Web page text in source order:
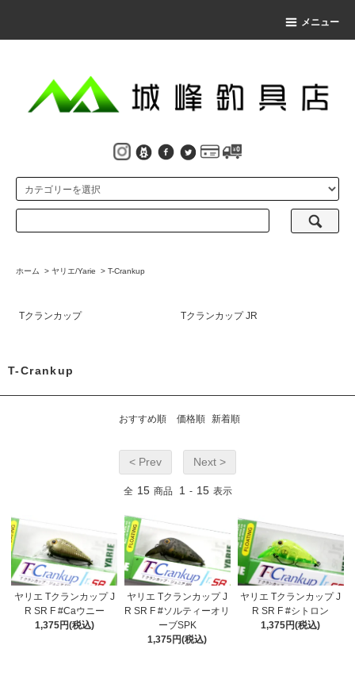
メニュー
ホーム > ヤリエ/Yarie > T-Crankup
Tクランカップ Tクランカップ JR
T-Crankup
おすすめ順 価格順 新着順
< Prev Next >
全 15 商品 1 - 15 表示
ヤリエ Tクランカップ J
R SR F #Caウニー
1,375円(税込)
ヤリエ Tクランカップ J
R SR F #ソルティーオリ
ーブSPK
1,375円(税込)
ヤリエ Tクランカップ J
R SR F #シトロン
1,375円(税込)